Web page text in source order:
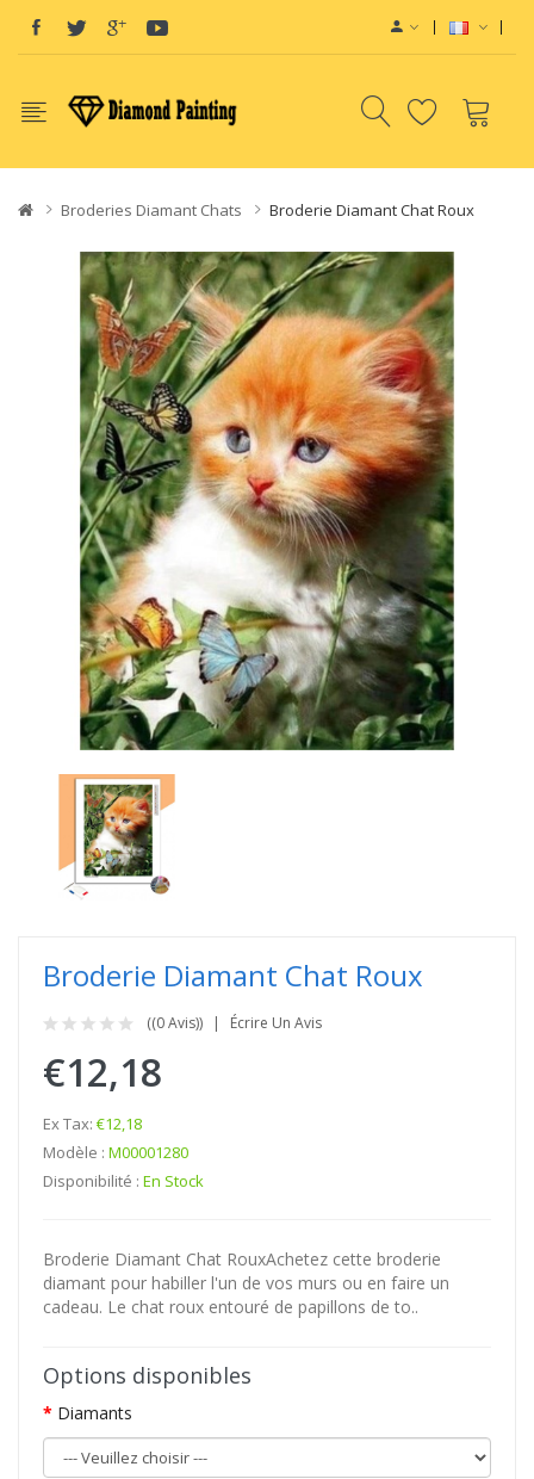
devicesVape E-Liquids SaltNic Vapor Battery ModsDisposable
Broderies Diamant Chats Broderie Diamant Chat Roux
Broderie Diamant Chat Roux
((0 Avis)) Écrire Un Avis
€12,18
Ex Tax: €12,18
Modèle : M00001280
Disponibilité : En Stock
Broderie Diamant Chat RouxAchetez cette broderie
diamant pour habiller l'un de vos murs ou en faire un
cadeau. Le chat roux entouré de papillons de to..
Options disponibles
Diamants